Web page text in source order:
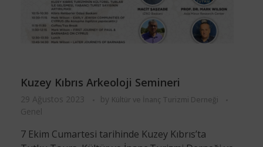
Kuzey Kıbrıs Arkeoloji Semineri
29 Ağustos 2023 by Kültür ve İnanç Turizmi Derneği
Genel
7 Ekim Cumartesi tarihinde Kuzey Kıbrıs’ta